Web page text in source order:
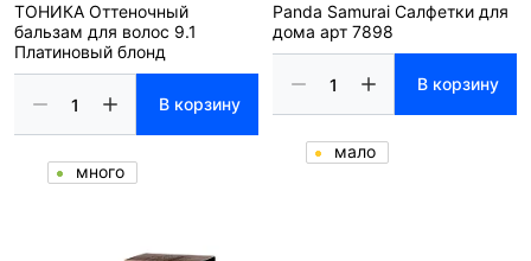
ТОНИКА Оттеночный
бальзам для волос 9.1
Платиновый блонд
В корзину
много
Panda Samurai Салфетки для
дома арт 7898
В корзину
мало